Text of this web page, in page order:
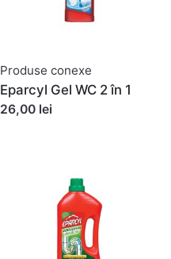
Produse conexe
Eparcyl Gel WC 2 în 1
26,00 lei